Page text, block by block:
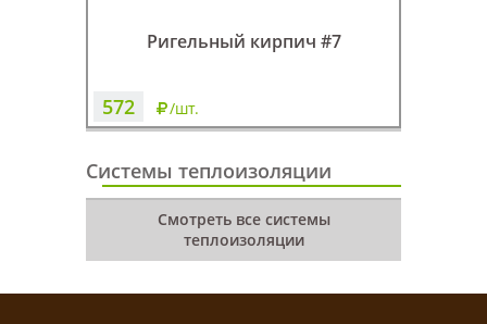
Ригельный кирпич #7
572 /шт.
Системы теплоизоляции
Смотреть все системы
теплоизоляции